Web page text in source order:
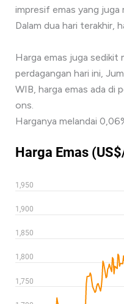
impresif emas yang juga
Dalam dua hari terakhir,
Harga emas juga sedikit
perdagangan hari ini,
WIB, harga emas ada di
ons.
Harganya melandai